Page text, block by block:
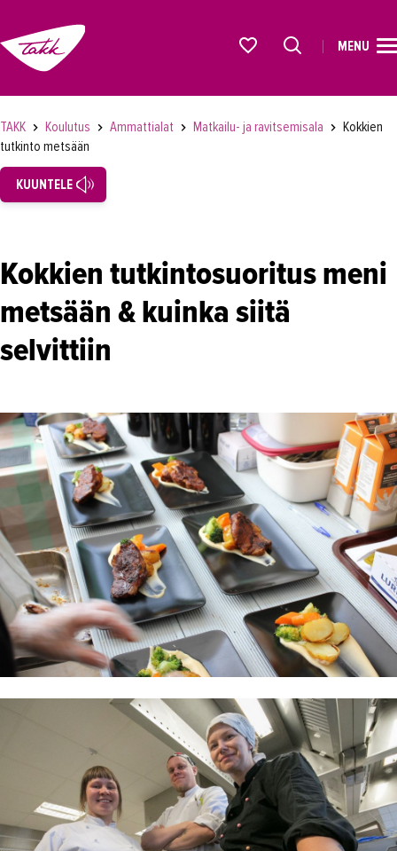
Lyhytkurssit, testit ja kortit
Maahanmuuttaneiden koulutukset
Ammattialat
Asiakaspalvelu
Autoala
Hydrauliikka
Johtaminen ja esihenkilötyö
Kasvatus- ja ohjausala
Kauneudenhoito
Kiinteistönvälitys ja isännöinti
Kiinteistöpalvelut
Kone- ja tuotantotekniikka
Kuljetus ja logistiikka
Kumitekniikka
Liiketalous ja kaupan ala
Maarakennus
MENU
TAKK Koulutus Ammattialat Matkailu- ja ravitsemisala
Kokkien
tutkinto metsään
KUUNTELE
Kokkien tutkintosuoritus meni
metsään & kuinka siitä
selvittiin